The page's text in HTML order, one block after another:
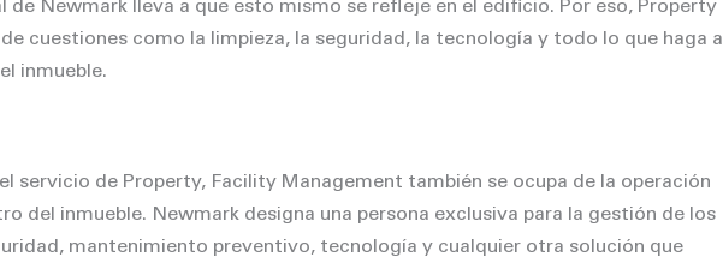
de Newmark lleva a que esto mismo se reﬂeje en el ediﬁcio. Por eso, Property
cuestiones como la limpieza, la seguridad, la tecnología y todo lo que haga al
inmueble.
servicio de Property, Facility Management también se ocupa de la operación
del inmueble. Newmark designa una persona exclusiva para la gestión de los
mantenimiento preventivo, tecnología y cualquier otra solución que